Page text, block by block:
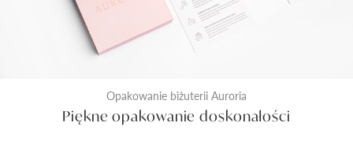
Opakowanie biżuterii Auroria
Piękne opakowanie doskonałości